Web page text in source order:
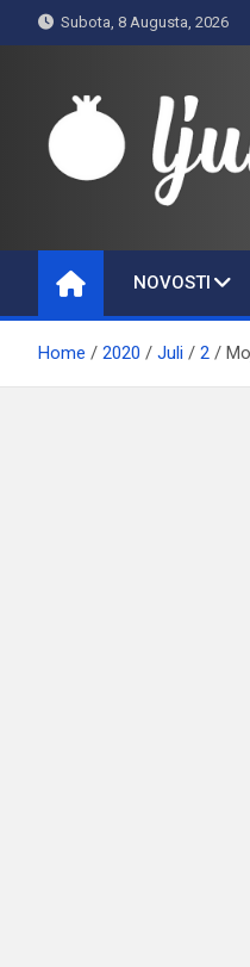
to
Subota, 8 Augusta, 2026
Ljubušaci
NOVOSTI
Home 2020 Juli 2